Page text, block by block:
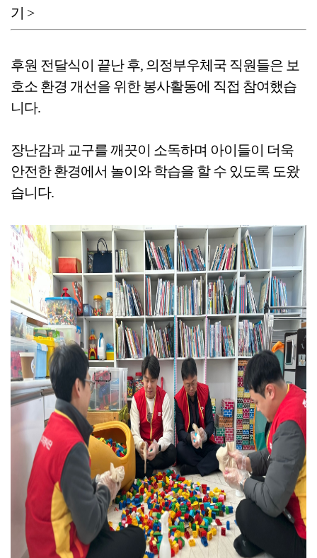
기 >
후원 전달식이 끝난 후, 의정부우체국 직원들은 보
호소 환경 개선을 위한 봉사활동에 직접 참여했습
니다.
장난감과 교구를 깨끗이 소독하며 아이들이 더욱
안전한 환경에서 놀이와 학습을 할 수 있도록 도왔
습니다.